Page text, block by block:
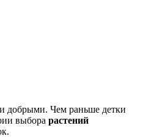
добрыми. Чем раньше детки
выбора растений